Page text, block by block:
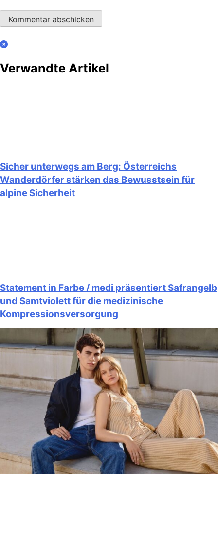
Verwandte Artikel
Sicher unterwegs am Berg: Österreichs
Wanderdörfer stärken das Bewusstsein für
alpine Sicherheit
Statement in Farbe / medi präsentiert Safrangelb
und Samtviolett für die medizinische
Kompressionsversorgung